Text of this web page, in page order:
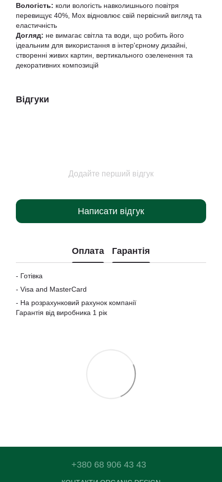
Вологість: коли вологість навколишнього повітря
перевищує 40%, Мох відновлює свій первісний вигляд та
еластичність
Догляд: не вимагає світла та води, що робить його
ідеальним для використання в інтер'єрному дизайні,
створенні живих картин, вертикального озеленення та
декоративних композицій
Відгуки
Додайте перший відгук
Написати відгук
Оплата Гарантія
- Готівка
- Visa and MasterCard
- На розрахунковий рахунок компанії
Гарантія від виробника 1 рік
+380 68 906 43 43